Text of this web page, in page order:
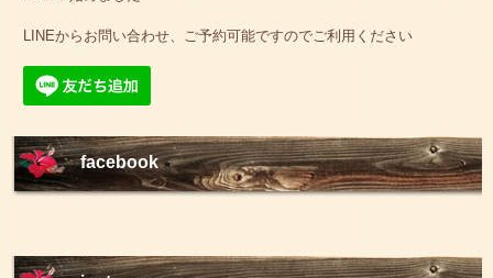
LINEからお問い合わせ、ご予約可能ですのでご利用ください
facebook